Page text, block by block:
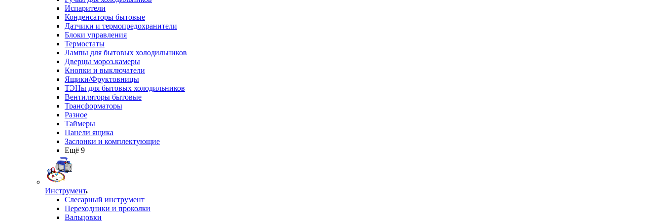
Испарители
Конденсаторы бытовые
Датчики и термопредохранители
Блоки управления
Термостаты
Лампы для бытовых холодильников
Дверцы мороз.камеры
Кнопки и выключатели
Ящики/Фруктовницы
ТЭНы для бытовых холодильников
Вентиляторы бытовые
Трансформаторы
Разное
Таймеры
Панели ящика
Заслонки и комплектующие
Ещё 9
Инструмент
Слесарный инструмент
Переходники и проколки
Вальцовки